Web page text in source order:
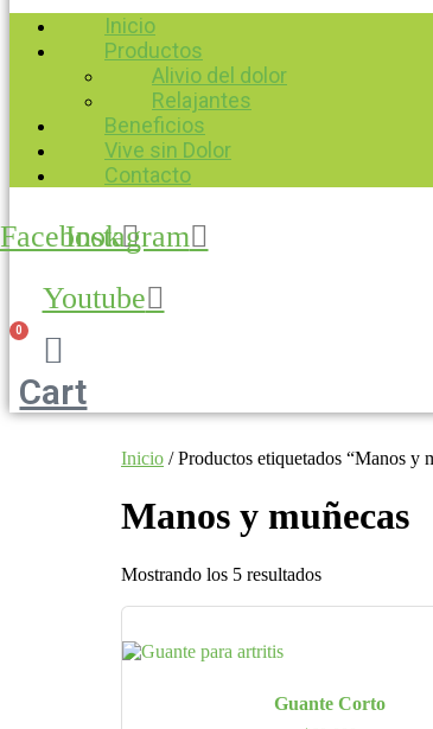
Inicio
Productos
Alivio del dolor
Relajantes
Beneficios
Vive sin Dolor
Contacto
FacebookInstagram
Youtube
0
Cart
Inicio / Productos etiquetados “Manos y
Manos y muñecas
Mostrando los 5 resultados
Guante Corto